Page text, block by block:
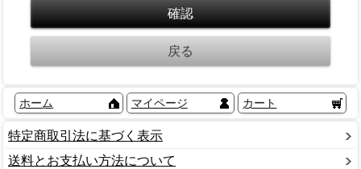
ホーム マイページ カート
特定商取引法に基づく表示
送料とお支払い方法について